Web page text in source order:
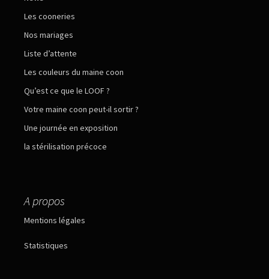
Les cooneries
Nos mariages
Liste d’attente
Les couleurs du maine coon
Qu’est ce que le LOOF ?
Votre maine coon peut-il sortir ?
Une journée en exposition
la stérilisation précoce
A propos
Mentions légales
Statistiques